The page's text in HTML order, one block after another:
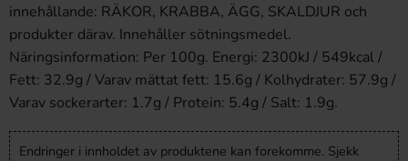
innehållande: RÄKOR, KRABBA, ÄGG, SKALDJUR och
produkter därav. Innehåller sötningsmedel.
Näringsinformation: Per 100g. Energi: 2300kJ / 549kcal /
Fett: 32.9g / Varav mättat fett: 15.6g / Kolhydrater: 57.9g /
Varav sockerarter: 1.7g / Protein: 5.4g / Salt: 1.9g.
Endringer i innholdet av produktene kan forekomme. Sjekk